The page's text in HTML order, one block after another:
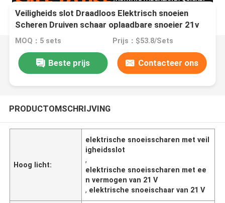
Veiligheids slot Draadloos Elektrisch snoeien
Scheren Druiven schaar oplaadbare snoeier 21v
MOQ：5 sets Prijs：$53.8/Sets
Beste prijs Contacteer ons
PRODUCTOMSCHRIJVING
Hoog licht:
elektrische snoeisscharen met veil
igheidsslot
,
elektrische snoeisscharen met ee
n vermogen van 21 V
, elektrische snoeischaar van 21 V